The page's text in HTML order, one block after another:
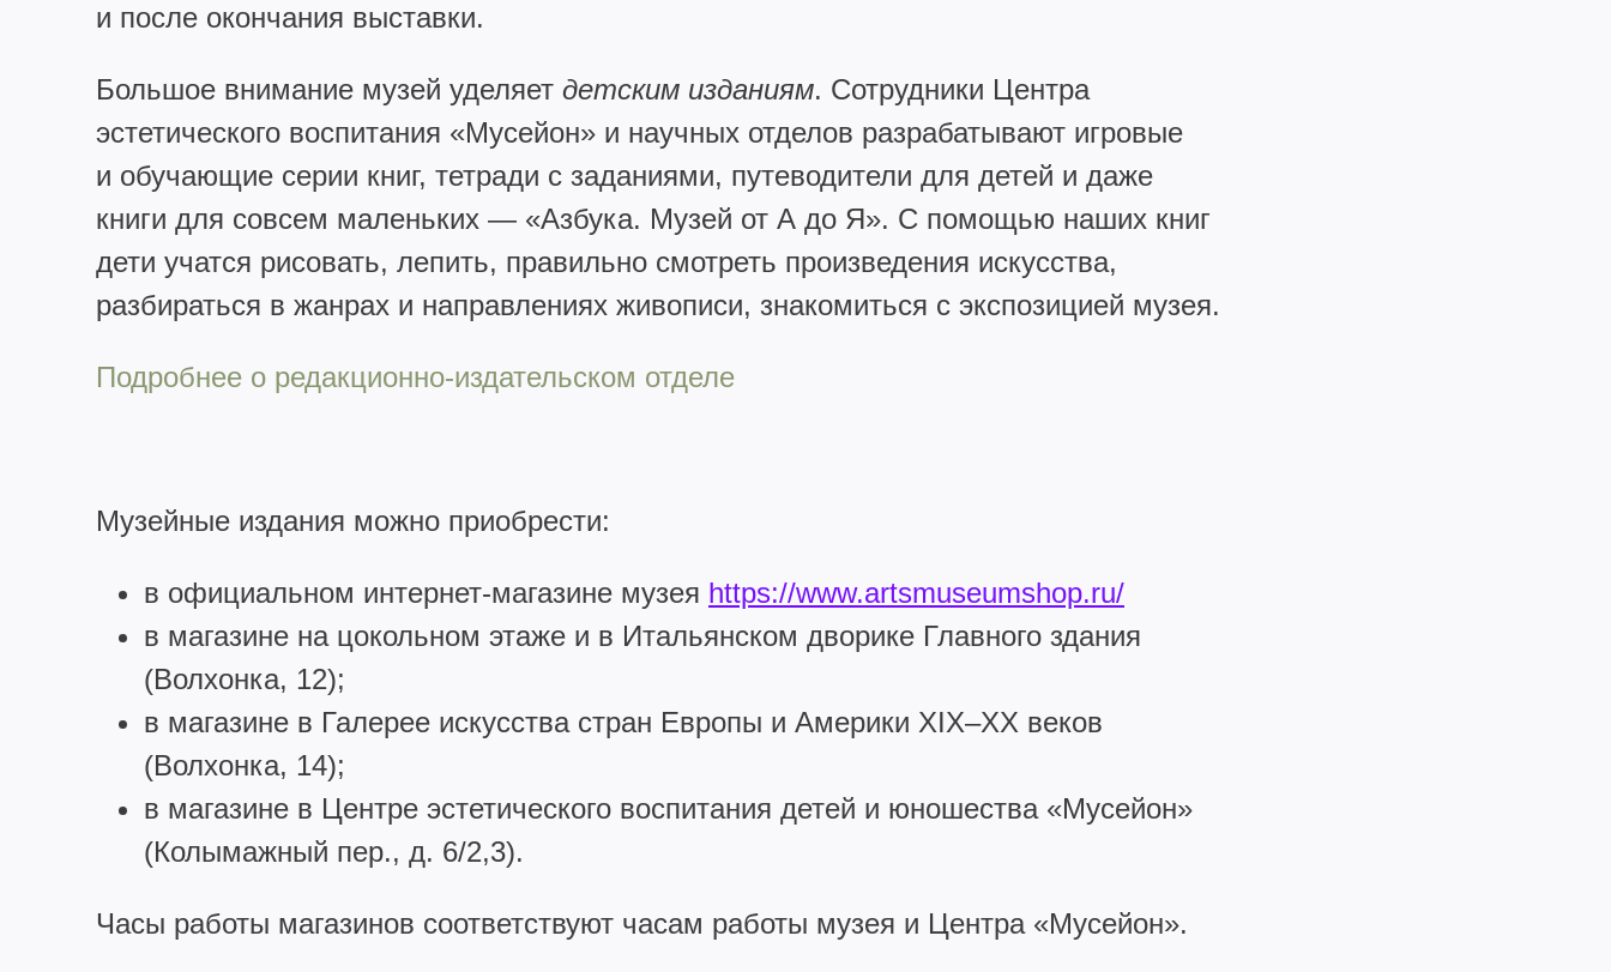
и после окончания выставки.
Большое внимание музей уделяет детским изданиям. Сотрудники Центра
эстетического воспитания «Мусейон» и научных отделов разрабатывают игровые
и обучающие серии книг, тетради с заданиями, путеводители для детей и даже
книги для совсем маленьких — «Азбука. Музей от А до Я». С помощью наших книг
дети учатся рисовать, лепить, правильно смотреть произведения искусства,
разбираться в жанрах и направлениях живописи, знакомиться с экспозицией музея.
Подробнее о редакционно-издательском отделе
Музейные издания можно приобрести:
в официальном интернет-магазине музея https://www.artsmuseumshop.ru/
в магазине на цокольном этаже и в Итальянском дворике Главного здания
(Волхонка, 12);
в магазине в Галерее искусства стран Европы и Америки XIX–XX веков
(Волхонка, 14);
в магазине в Центре эстетического воспитания детей и юношества «Мусейон»
(Колымажный пер., д. 6/2,3).
Часы работы магазинов соответствуют часам работы музея и Центра «Мусейон».